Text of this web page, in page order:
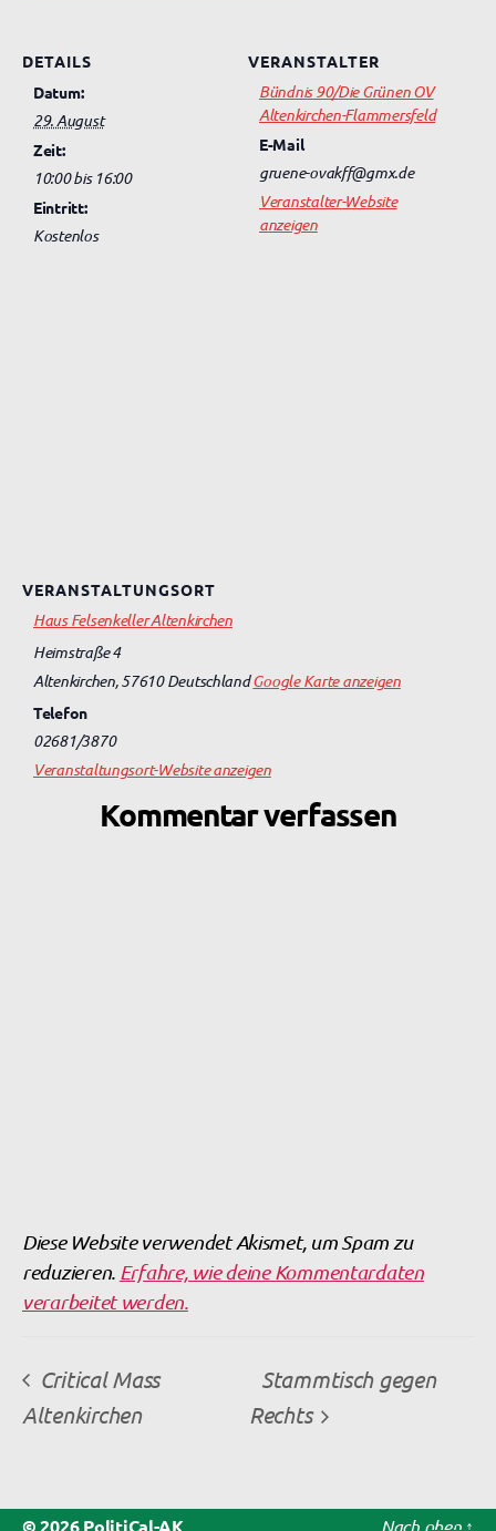
DETAILS
Datum:
29. August
Zeit:
10:00 bis 16:00
Eintritt:
Kostenlos
VERANSTALTER
Bündnis 90/Die Grünen OV
Altenkirchen-Flammersfeld
E-Mail
gruene-ovakff@gmx.de
Veranstalter-Website
anzeigen
VERANSTALTUNGSORT
Haus Felsenkeller Altenkirchen
Heimstraße 4
Altenkirchen,57610 DeutschlandGoogle Karte anzeigen
Telefon
02681/3870
Veranstaltungsort-Website anzeigen
Kommentar verfassen
Diese Website verwendet Akismet, um Spam zu
reduzieren. Erfahre, wie deine Kommentardaten
verarbeitet werden.
Critical Mass
Altenkirchen
Stammtisch gegen
Rechts
Nach oben↑